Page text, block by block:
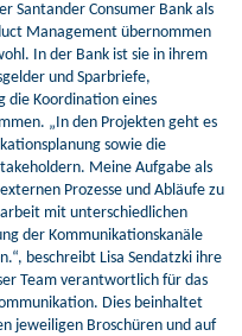
Santander Consumer Bank als
Management übernommen
In der Bank ist sie in ihrem
und Sparbriefe,
die Koordination eines
„In den Projekten geht es
sowie die
Meine Aufgabe als
Prozesse und Abläufe zu
mit unterschiedlichen
der Kommunikationskanäle
beschreibt Lisa Sendatzki ihre
Team verantwortlich für das
Dies beinhaltet
jeweiligen Broschüren und auf